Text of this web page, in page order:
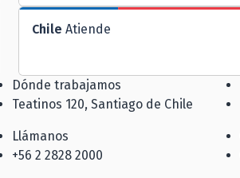
Chile Atiende
Dónde trabajamos
Teatinos 120, Santiago de Chile
Llámanos
+56 2 2828 2000